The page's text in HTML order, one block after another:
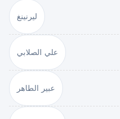
ليرنينغ
علي الصلابي
عبير الطاهر